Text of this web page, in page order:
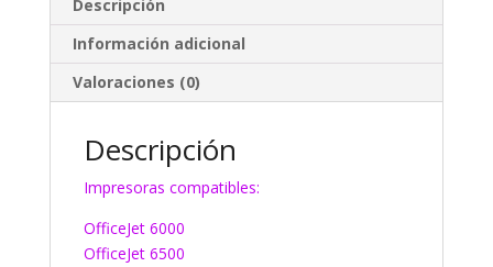
Descripción
Información adicional
Valoraciones (0)
Descripción
Impresoras compatibles:
OfficeJet 6000
OfficeJet 6500